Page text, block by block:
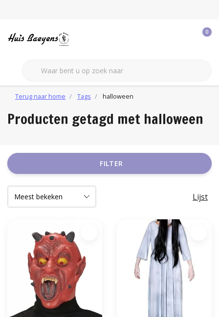
0
Terug naar home Tags halloween
Producten getagd met halloween
FILTER
Lijst